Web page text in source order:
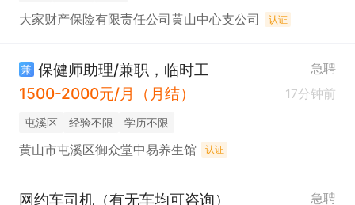
大家财产保险有限责任公司黄山中心支公司 认证
兼 保健师助理/兼职，临时工 急聘
1500-2000元/月（月结） 17分钟前
屯溪区 经验不限 学历不限
黄山市屯溪区御众堂中易养生馆 认证
网约车司机（有无车均可咨询） 急聘